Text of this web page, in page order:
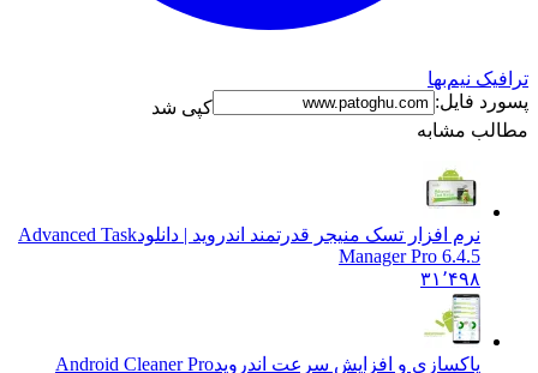
نیم‌بها
فایل:
کپی شد
مشابه
نرم افزار تسک منیجر قدرتمند اندروید | دانلودAdvanced Task
Manager Pro 6.4.5
۳۱٬۴۹۸
پاکسازی و افزایش سرعت اندرویدAndroid Cleaner Pro